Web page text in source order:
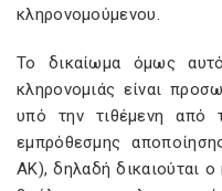
κληρονομούμενου.
Το δικαίωμα όμως
κληρονομιάς είναι
υπό την τιθέμενη από
εμπρόθεσμης
ΑΚ), δηλαδή δικαιούται